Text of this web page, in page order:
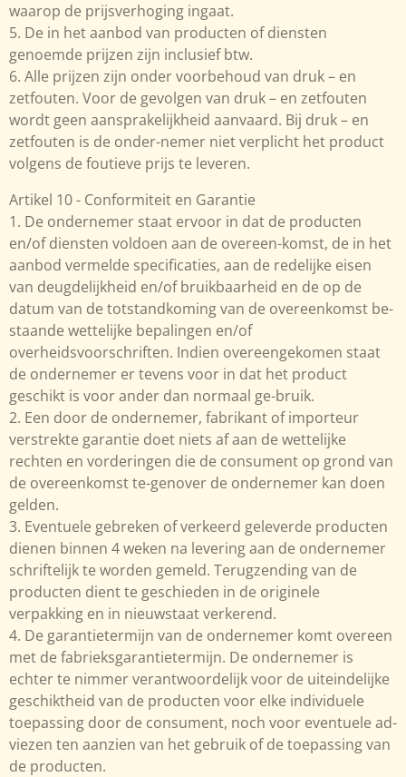
waarop de prijsverhoging ingaat.
5. De in het aanbod van producten of diensten
genoemde prijzen zijn inclusief btw.
6. Alle prijzen zijn onder voorbehoud van druk – en
zetfouten. Voor de gevolgen van druk – en zetfouten
wordt geen aansprakelijkheid aanvaard. Bij druk – en
zetfouten is de onder-nemer niet verplicht het product
volgens de foutieve prijs te leveren.
Artikel 10 - Conformiteit en Garantie
1. De ondernemer staat ervoor in dat de producten
en/of diensten voldoen aan de overeen-komst, de in het
aanbod vermelde specificaties, aan de redelijke eisen
van deugdelijkheid en/of bruikbaarheid en de op de
datum van de totstandkoming van de overeenkomst be-
staande wettelijke bepalingen en/of
overheidsvoorschriften. Indien overeengekomen staat
de ondernemer er tevens voor in dat het product
geschikt is voor ander dan normaal ge-bruik.
2. Een door de ondernemer, fabrikant of importeur
verstrekte garantie doet niets af aan de wettelijke
rechten en vorderingen die de consument op grond van
de overeenkomst te-genover de ondernemer kan doen
gelden.
3. Eventuele gebreken of verkeerd geleverde producten
dienen binnen 4 weken na levering aan de ondernemer
schriftelijk te worden gemeld. Terugzending van de
producten dient te geschieden in de originele
verpakking en in nieuwstaat verkerend.
4. De garantietermijn van de ondernemer komt overeen
met de fabrieksgarantietermijn. De ondernemer is
echter te nimmer verantwoordelijk voor de uiteindelijke
geschiktheid van de producten voor elke individuele
toepassing door de consument, noch voor eventuele ad-
viezen ten aanzien van het gebruik of de toepassing van
de producten.